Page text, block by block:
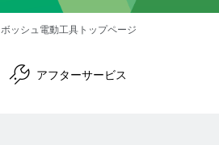
ボッシュ電動工具トップページ
アフターサービス